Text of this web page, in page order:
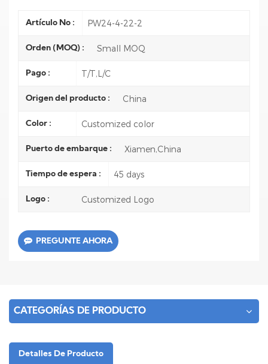
Artículo No : PW24-4-22-2
Orden (MOQ) : Small MOQ
Pago : T/T,L/C
Origen del producto : China
Color : Customized color
Puerto de embarque : Xiamen,China
Tiempo de espera : 45 days
Logo : Customized Logo
PREGUNTE AHORA
CATEGORÍAS DE PRODUCTO
Detalles De Producto